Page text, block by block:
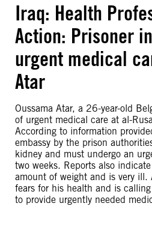
Iraq: Health
Action: Prisoner
urgent medical
Atar
Oussama Atar, a 26-year-old
of urgent medical care at al-
According to information
embassy by the prison
kidney and must undergo an
two weeks. Reports also
amount of weight and is very ill.
fears for his health and is
to provide urgently needed